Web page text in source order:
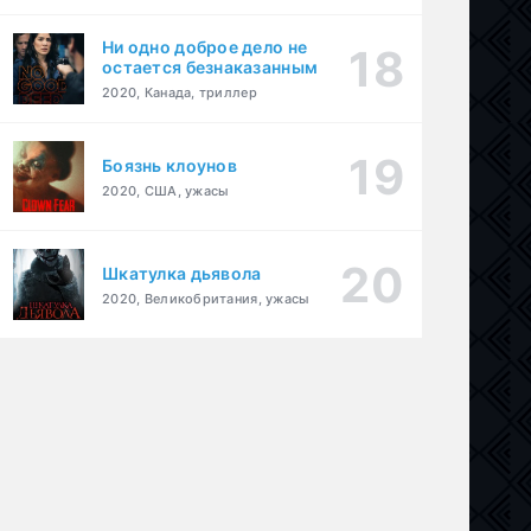
,история
,криминал
Ни одно доброе дело не
остается безнаказанным
2020, Канада, триллер
Боязнь клоунов
2020, США, ужасы
Шкатулка дьявола
2020, Великобритания, ужасы